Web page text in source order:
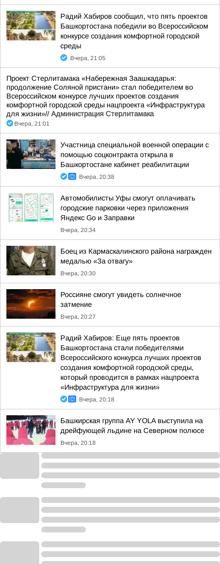
Радий Хабиров сообщил, что пять проектов
Башкортостана победили во Всероссийском
конкурсе создания комфортной городской
среды
Вчера, 21:05
Проект Стерлитамака «Набережная Заашкадарья:
продолжение Соляной пристани» стал победителем во
Всероссийском конкурсе лучших проектов создания
комфортной городской среды нацпроекта «Инфраструктура
для жизни»// Администрация Стерлитамака
Вчера, 21:01
Участница специальной военной операции с
помощью соцконтракта открыла в
Башкортостане кабинет реабилитации
Вчера, 20:38
Автомобилисты Уфы смогут оплачивать
городские парковки через приложения
Яндекс Go и Заправки
Вчера, 20:34
Боец из Кармаскалинского района награжден
медалью «За отвагу»
Вчера, 20:30
Россияне смогут увидеть солнечное
затмение
Вчера, 20:27
Радий Хабиров: Еще пять проектов
Башкортостана стали победителями
Всероссийского конкурса лучших проектов
создания комфортной городской среды,
который проводится в рамках нацпроекта
«Инфраструктура для жизни»
Вчера, 20:18
Башкирская группа AY YOLA выступила на
дрейфующей льдине на Северном полюсе
Вчера, 20:18